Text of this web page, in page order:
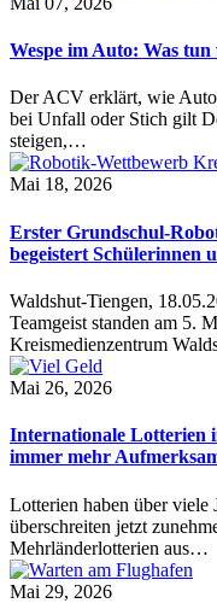
Wespe im Auto: Was
Der ACV erklärt, wie
bei Unfall oder Stich gilt
steigen,…
Mai 18, 2026
Erster Grundschul-
begeistert Schülerinnen
Waldshut-Tiengen,
Teamgeist standen am 5.
Kreismedienzentrum
Mai 26, 2026
Internationale Lotterien
immer mehr
Lotterien haben über viele
überschreiten jetzt
Mehrländerlotterien aus…
Mai 29, 2026